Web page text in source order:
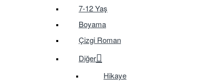
7-12 Yaş
Boyama
Çizgi Roman
Diğer
Hikaye